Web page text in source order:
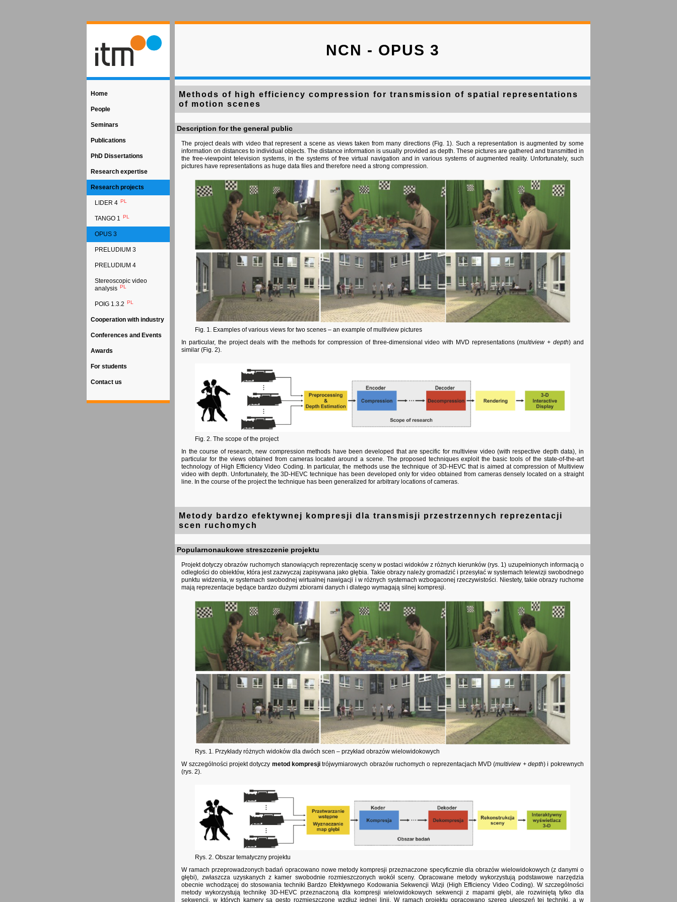
Home
People
Seminars
Publications
PhD Dissertations
Research expertise
Research projects
LIDER 4 PL
TANGO 1 PL
OPUS 3
PRELUDIUM 3
PRELUDIUM 4
Stereoscopic video
analysis PL
POIG 1.3.2 PL
Cooperation with industry
Conferences and Events
Awards
For students
Contact us
NCN - OPUS 3
Methods of high efficiency compression for transmission of spatial representations
of motion scenes
Description for the general public
The project deals with video that represent a scene as views taken from many directions (Fig. 1). Such a representation is augmented by some
information on distances to individual objects. The distance information is usually provided as depth. These pictures are gathered and transmitted in
the free-viewpoint television systems, in the systems of free virtual navigation and in various systems of augmented reality. Unfortunately, such
pictures have representations as huge data files and therefore need a strong compression.
Fig. 1. Examples of various views for two scenes – an example of multiview pictures
In particular, the project deals with the methods for compression of three-dimensional video with MVD representations (multiview + depth) and
similar (Fig. 2).
Fig. 2. The scope of the project
In the course of research, new compression methods have been developed that are specific for multiview video (with respective depth data), in
particular for the views obtained from cameras located around a scene. The proposed techniques exploit the basic tools of the state-of-the-art
technology of High Efficiency Video Coding. In particular, the methods use the technique of 3D-HEVC that is aimed at compression of Multiview
video with depth. Unfortunately, the 3D-HEVC technique has been developed only for video obtained from cameras densely located on a straight
line. In the course of the project the technique has been generalized for arbitrary locations of cameras.
Metody bardzo efektywnej kompresji dla transmisji przestrzennych reprezentacji
scen ruchomych
Popularnonaukowe streszczenie projektu
Projekt dotyczy obrazów ruchomych stanowiących reprezentację sceny w postaci widoków z różnych kierunków (rys. 1) uzupełnionych informacją o
odległości do obiektów, która jest zazwyczaj zapisywana jako głębia. Takie obrazy należy gromadzić i przesyłać w systemach telewizji swobodnego
punktu widzenia, w systemach swobodnej wirtualnej nawigacji i w różnych systemach wzbogaconej rzeczywistości. Niestety, takie obrazy ruchome
mają reprezentacje będące bardzo dużymi zbiorami danych i dlatego wymagają silnej kompresji.
Rys. 1. Przykłady różnych widoków dla dwóch scen – przykład obrazów wielowidokowych
W szczególności projekt dotyczy metod kompresji trójwymiarowych obrazów ruchomych o reprezentacjach MVD (multiview + depth) i pokrewnych
(rys. 2).
Rys. 2. Obszar tematyczny projektu
W ramach przeprowadzonych badań opracowano nowe metody kompresji przeznaczone specyficznie dla obrazów wielowidokowych (z danymi o
głębi), zwłaszcza uzyskanych z kamer swobodnie rozmieszczonych wokół sceny. Opracowane metody wykorzystują podstawowe narzędzia
obecnie wchodzącej do stosowania techniki Bardzo Efektywnego Kodowania Sekwencji Wizji (High Efficiency Video Coding). W szczególności
metody wykorzystują technikę 3D-HEVC przeznaczoną dla kompresji wielowidokowych sekwencji z mapami głębi, ale rozwiniętą tylko dla
sekwencji, w których kamery są gęsto rozmieszczone wzdłuż jednej linii. W ramach projektu opracowano szereg ulepszeń tej techniki, a w